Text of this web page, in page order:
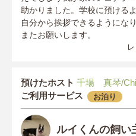
助かりました。学校に預ける
自分から挨拶できるようにな
またお願いします。
預けたホスト 千場 真琴/
ご利用サービス
お泊り
ルイくんの飼い